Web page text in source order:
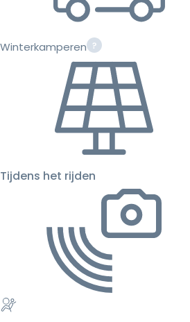
Winterkamperen
Tijdens het rijden